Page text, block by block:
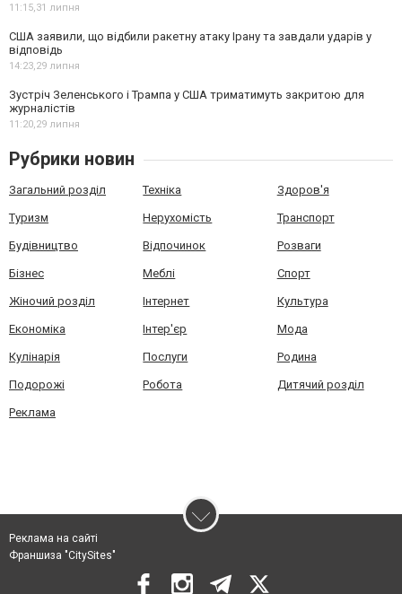
11:15, 31 липня
США заявили, що відбили ракетну атаку Ірану та завдали ударів у
відповідь
14:23, 29 липня
Зустріч Зеленського і Трампа у США триматимуть закритою для
журналістів
11:20, 29 липня
Рубрики новин
Загальний розділ Техніка Здоров'я
Туризм Нерухомість Транспорт
Будівництво Відпочинок Розваги
Бізнес Меблі Спорт
Жіночий розділ Інтернет Культура
Економіка Інтер'єр Мода
Кулінарія Послуги Родина
Подорожі Робота Дитячий розділ
Реклама
Реклама на сайті
Франшиза "CitySites"